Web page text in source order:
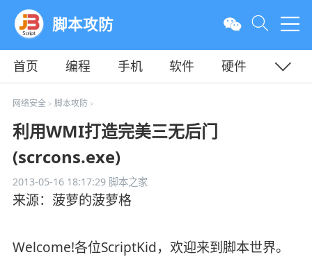
脚本攻防
首页 编程 手机 软件
硬件
教程
平面
网络安全> 脚本攻防 >
利用WMI打造完美三无后门
(scrcons.exe)
2013-05-16 18:17:29脚本之家
来源：菠萝的菠萝格
Welcome!各位ScriptKid，欢迎来到脚本世界。